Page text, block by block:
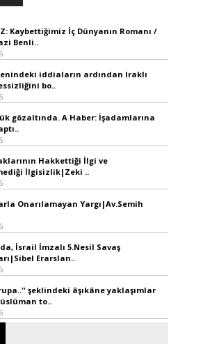
Kaybettiğimiz İç Dünyanın Romanı /
Benli..
iddiaların ardından Iraklı
bo..
gözaltında. A Haber: İşadamlarına
Hakkettiği İlgi ve
İlgisizlik|Zeki ..
Onarılamayan Yargı|Av.Semih
İsrail İmzalı 5.Nesil Savaş
Erarslan..
şeklindeki âşıkâne yaklaşımlar
to..